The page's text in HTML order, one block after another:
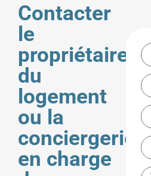
Contacter
le
propriétaire
du
logement
ou la
conciergerie
en charge